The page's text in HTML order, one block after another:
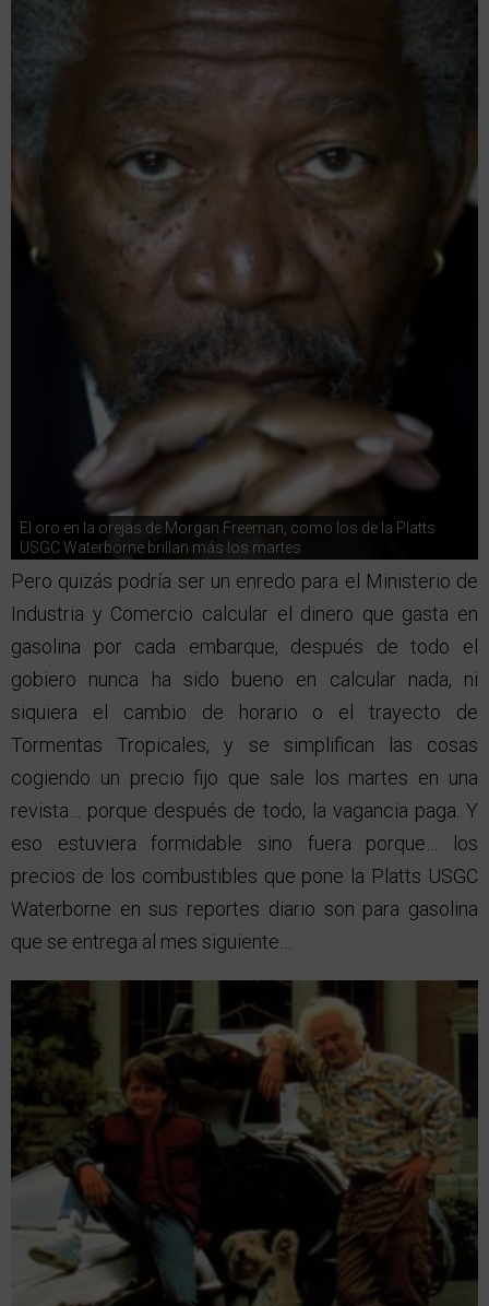
El oro en la orejas de Morgan Freeman, como los de la Platts
USGC Waterborne brillan más los martes
Pero quizás podría ser un enredo para el Ministerio de
Industria y Comercio calcular el dinero que gasta en
gasolina por cada embarque, después de todo el
gobiero nunca ha sido bueno en calcular nada, ni
siquiera el cambio de horario o el trayecto de
Tormentas Tropicales, y se simplifican las cosas
cogiendo un precio fijo que sale los martes en una
revista… porque después de todo, la vagancia paga. Y
eso estuviera formidable sino fuera porque… los
precios de los combustibles que pone la Platts USGC
Waterborne en sus reportes diario son para gasolina
que se entrega al mes siguiente…